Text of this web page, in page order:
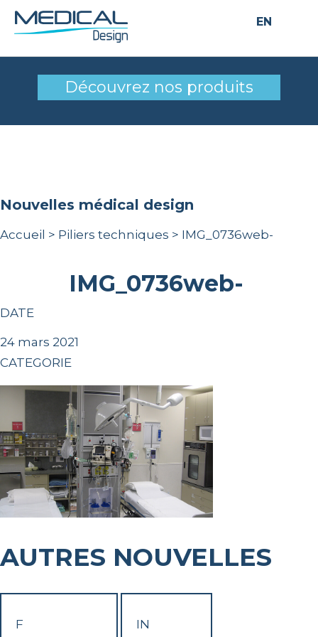
EN
IMG_0736web-
Découvrez nos produits
nouvelles médical design
Accueil > Piliers techniques > IMG_0736web-
IMG_0736web-
DATE
24 mars 2021
CATEGORIE
AUTRES NOUVELLES
F IN